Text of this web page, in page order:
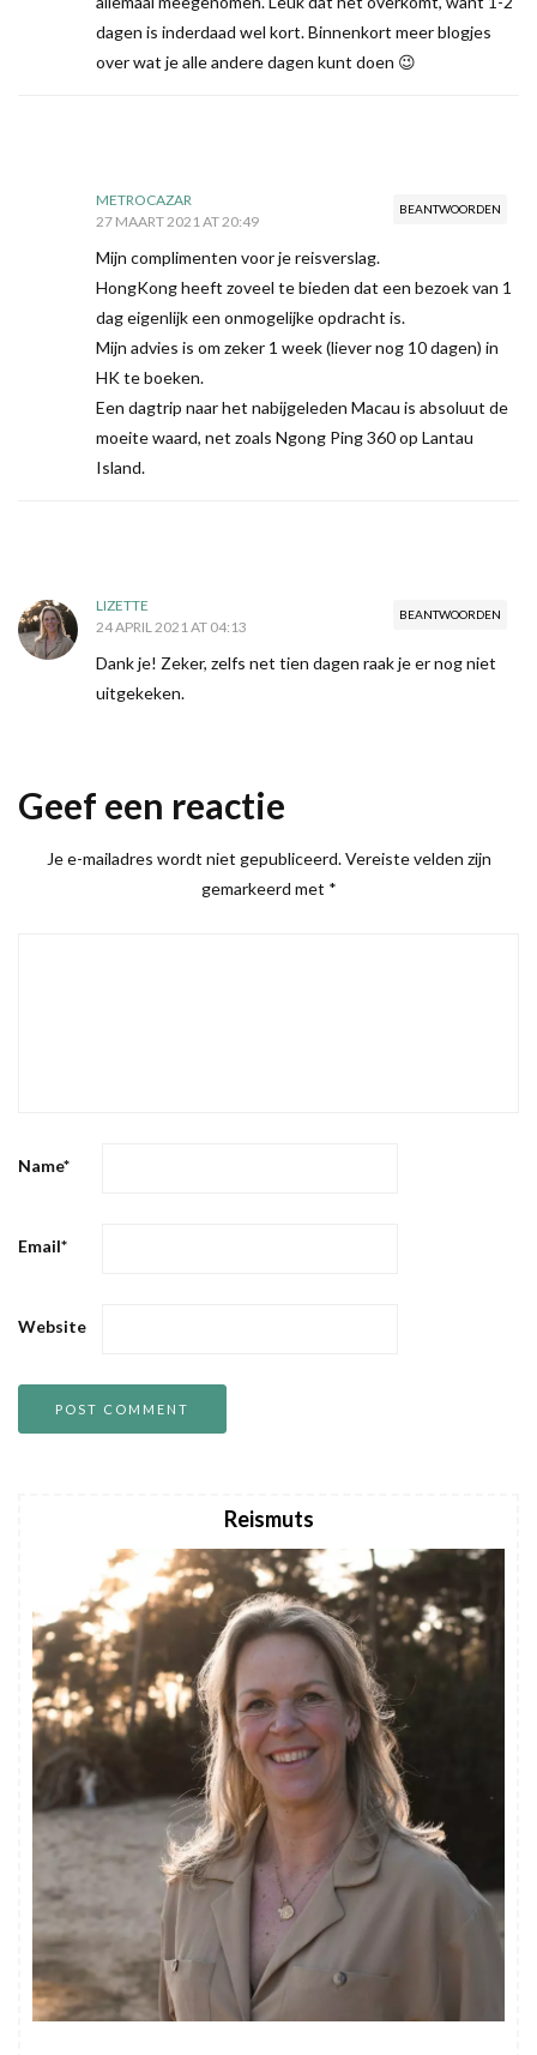
dagen is inderdaad wel kort. Binnenkort meer blogjes
over wat je alle andere dagen kunt doen 😉
BEANTWOORDEN
METROCAZAR
27 MAART 2021 AT 20:49
Mijn complimenten voor je reisverslag.
HongKong heeft zoveel te bieden dat een bezoek van 1
dag eigenlijk een onmogelijke opdracht is.
Mijn advies is om zeker 1 week (liever nog 10 dagen) in
HK te boeken.
Een dagtrip naar het nabijgeleden Macau is absoluut de
moeite waard, net zoals Ngong Ping 360 op Lantau
Island.
BEANTWOORDEN
LIZETTE
24 APRIL 2021 AT 04:13
Dank je! Zeker, zelfs net tien dagen raak je er nog niet
uitgekeken.
Geef een reactie
Je e-mailadres wordt niet gepubliceerd. Vereiste velden zijn
gemarkeerd met *
Name*
Email*
Website
Reismuts